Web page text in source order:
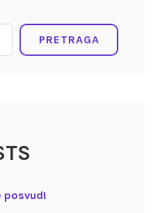
PRETRAGA
posvud!